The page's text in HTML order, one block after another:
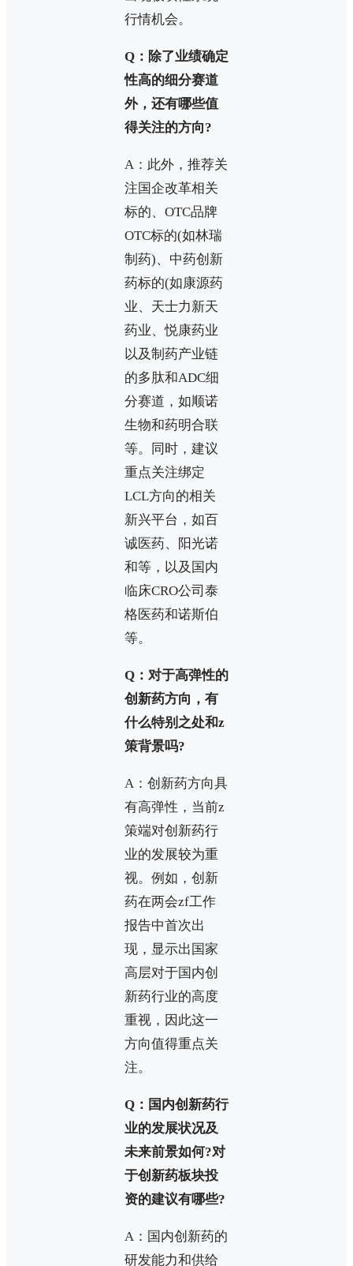
行情机会。
Q：除了业绩确定
性高的细分赛道
外，还有哪些值
得关注的方向?
A：此外，推荐关
注国企改革相关
标的、OTC品牌
OTC标的(如林瑞
制药)、中药创新
药标的(如康源药
业、天士力新天
药业、悦康药业
以及制药产业链
的多肽和ADC细
分赛道，如顺诺
生物和药明合联
等。同时，建议
重点关注绑定
LCL方向的相关
新兴平台，如百
诚医药、阳光诺
和等，以及国内
临床CRO公司泰
格医药和诺斯伯
等。
Q：对于高弹性的
创新药方向，有
什么特别之处和z
策背景吗?
A：创新药方向具
有高弹性，当前z
策端对创新药行
业的发展较为重
视。例如，创新
药在两会zf工作
报告中首次出
现，显示出国家
高层对于国内创
新药行业的高度
重视，因此这一
方向值得重点关
注。
Q：国内创新药行
业的发展状况及
未来前景如何?对
于创新药板块投
资的建议有哪些?
A：国内创新药的
研发能力和供给